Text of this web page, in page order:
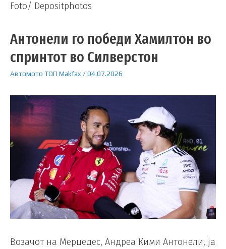
Foto/ Depositphotos
Антонели го победи Хамилтон во
спринтот во Силверстон
Автомото ТОП Makfax /04.07.2026
Возачот на Мерцедес, Андреа Кими Антонели, ја